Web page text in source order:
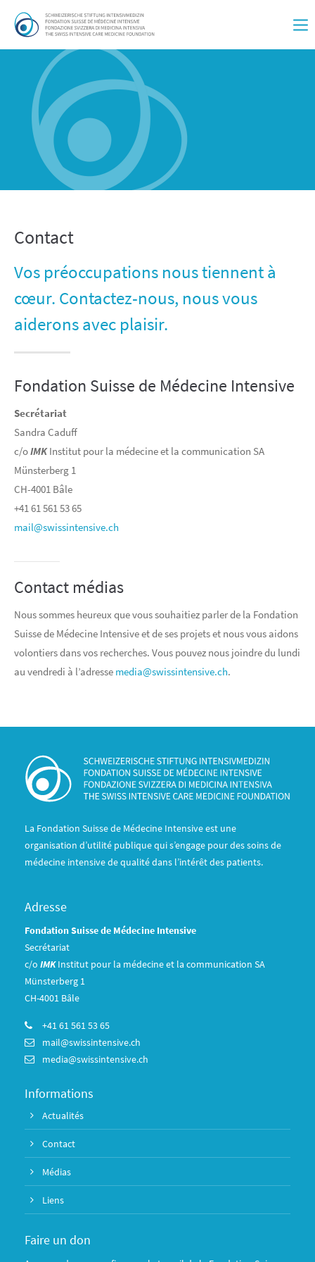
Contact
Vos préoccupations nous tiennent à
cœur. Contactez-nous, nous vous
aiderons avec plaisir.
Fondation Suisse de Médecine Intensive
Secrétariat
Sandra Caduff
c/oIMKInstitut pour la médecine et la communication SA
Münsterberg 1
CH-4001 Bâle
+41 61 561 53 65
mail@swissintensive.ch
Contact médias
Nous sommes heureux que vous souhaitiez parler de la Fondation
Suisse de Médecine Intensive et de ses projets et nous vous aidons
volontiers dans vos recherches. Vous pouvez nous joindre du lundi
au vendredi à l’adresse media@swissintensive.ch.
La Fondation Suisse de Médecine Intensive est une
organisation d’utilité publique qui s’engage pour des soins de
médecine intensive de qualité dans l’intérêt des patients.
Adresse
Fondation Suisse de Médecine Intensive
Secrétariat
c/o IMKInstitut pour la médecine et la communication SA
Münsterberg 1
CH-4001 Bâle
+41 61 561 53 65
mail@swissintensive.ch
media@swissintensive.ch
Informations
Actualités
Contact
Médias
Liens
Faire un don